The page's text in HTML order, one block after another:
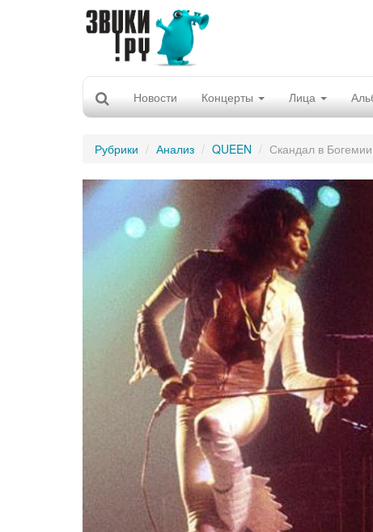
Новости Концерты Лица
Рубрики Анализ QUEEN Скандал в Богемии